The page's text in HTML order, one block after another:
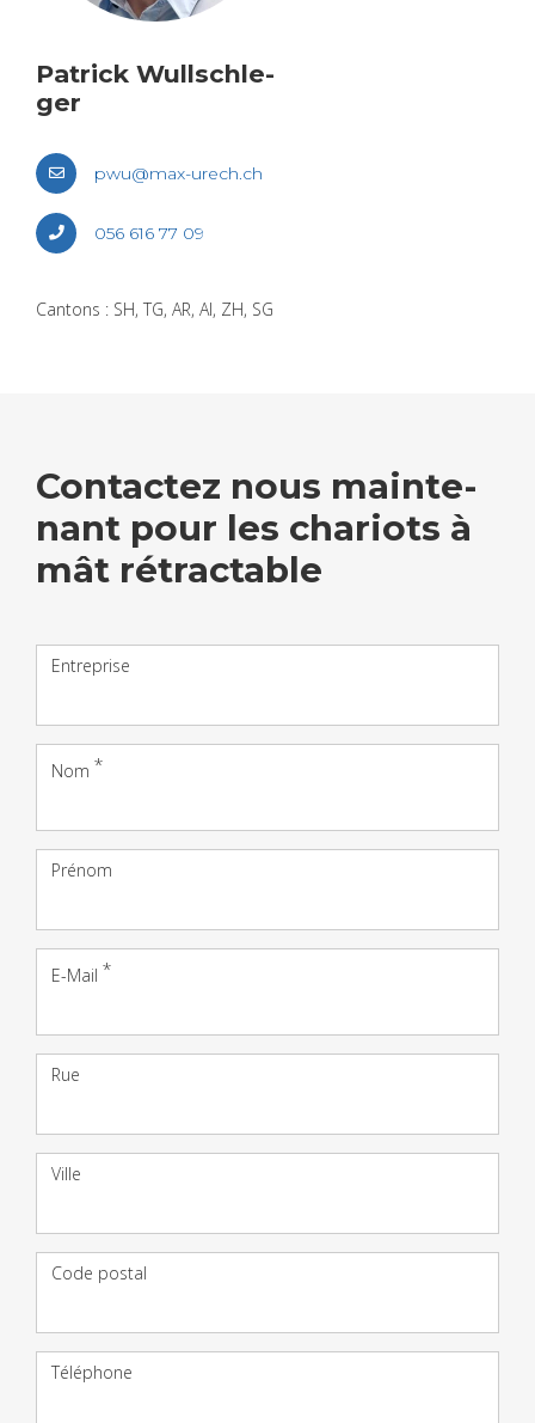
Patrick Wull­schle­
ger
pwu@​max-​urech.​ch
056 616 77 09
Can­tons : SH, TG, AR, AI, ZH, SG
Contac­tez nous main­te­
nant pour les cha­riots à
mât rétrac­table
Entreprise
Nom
Prénom
E-Mail
Adresse
Rue
Ville
Code postal
Téléphone